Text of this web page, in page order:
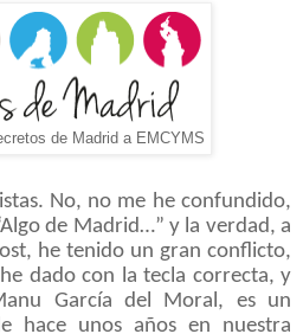
de Madrid a EMCYMS
No, no me he confundido,
de Madrid…” y la verdad, a
he tenido un gran conflicto,
dado con la tecla correcta, y
García del Moral, es un
hace unos años en nuestra